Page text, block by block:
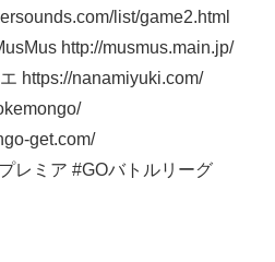
list/game2.html
http://musmus.main.jp/
https://nanamiyuki.com/
get.com/
レミア #GOバトルリーグ